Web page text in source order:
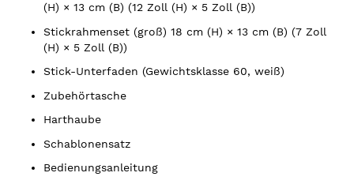
(H) × 13 cm (B) (12 Zoll (H) × 5 Zoll (B))
Stickrahmenset (groß) 18 cm (H) × 13 cm (B) (7 Zoll
(H) × 5 Zoll (B))
Stick-Unterfaden (Gewichtsklasse 60, weiß)
Zubehörtasche
Harthaube
Schablonensatz
Bedienungsanleitung